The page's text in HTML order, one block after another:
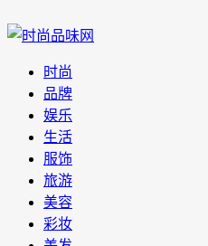
时尚
品牌
娱乐
生活
服饰
旅游
美容
彩妆